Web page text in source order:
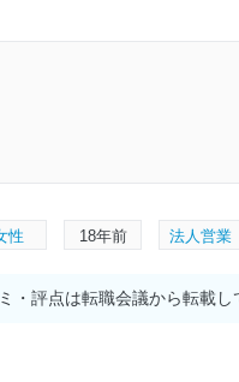
性 18年前 法人営業
・評点は転職会議から転載し